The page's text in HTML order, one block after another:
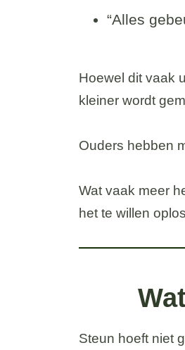
“Alles
Hoewel dit vaak
kleiner wordt
Ouders hebben
Wat vaak meer
het te willen
Steun hoeft niet